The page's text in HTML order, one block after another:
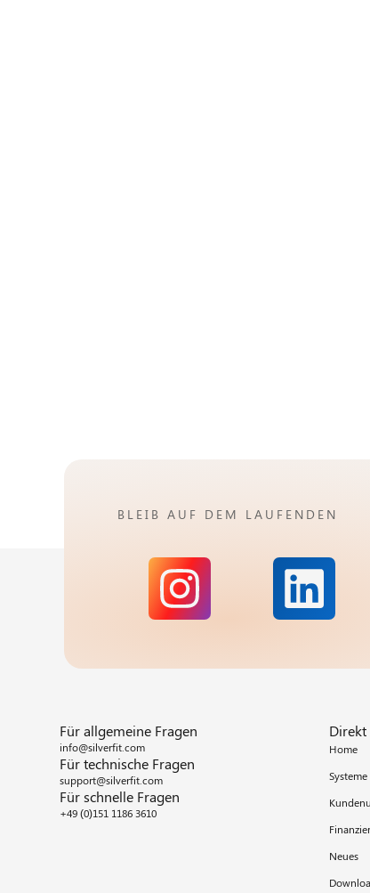
BLEIB AUF DEM LAUFENDEN
Für allgemeine Fragen
info@silverfit.com
Für technische Fragen
support@silverfit.com
Für schnelle Fragen
+49 (0)151 1186 3610
Direkt
Home
Systeme
Neues